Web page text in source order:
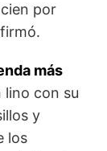
por
más
lino con su
y
los